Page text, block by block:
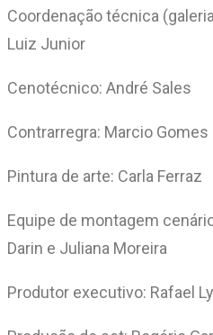
Coordenação técnica
Luiz Junior
Cenotécnico: André Sales
Contrarregra: Marcio Gomes
Pintura de arte: Carla Ferraz
Equipe de montagem
Darin e Juliana Moreira
Produtor executivo: Rafael